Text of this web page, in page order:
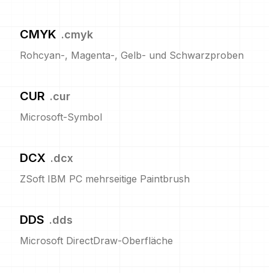
CMYK .cmyk
Rohcyan-, Magenta-, Gelb- und Schwarzproben
CUR .cur
Microsoft-Symbol
DCX .dcx
ZSoft IBM PC mehrseitige Paintbrush
DDS .dds
Microsoft DirectDraw-Oberfläche